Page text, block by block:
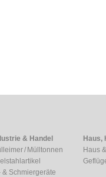
& Handel
/ Mülltonnen
& Schmiergeräte
Haus,
Haus